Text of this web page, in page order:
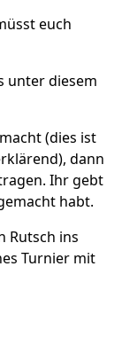
euch
unter diesem
(dies ist
dann
Ihr gebt
habt.
Rutsch ins
Turnier mit